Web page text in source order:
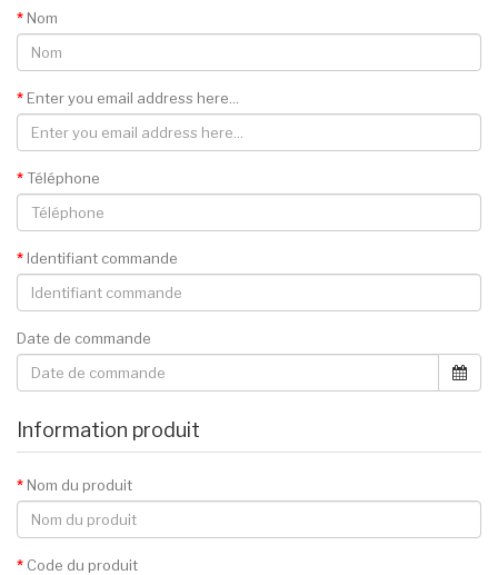
Nom
Enter you email address here...
Téléphone
Identifiant commande
Date de commande
Information produit
Nom du produit
Code du produit